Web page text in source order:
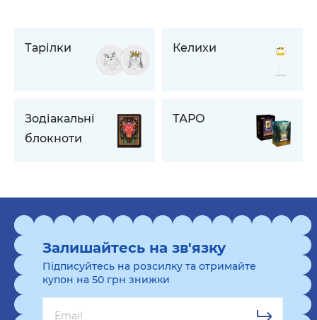
Тарілки Келихи
Зодіакальні
блокноти
ТАРО
Залишайтесь на зв'язку
Підписуйтесь на розсилку та отримайте
купон на 50 грн знижки